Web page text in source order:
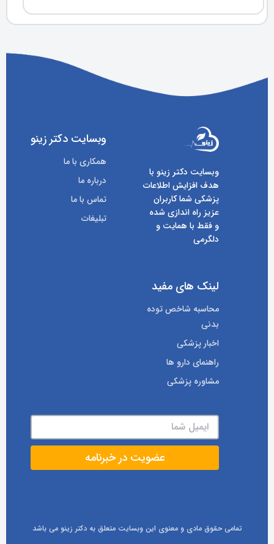
وبسایت دکتر زینو با
هدف افزایش اطلاعات
پزشکی شما کاربران
عزیز راه اندازی شده
و فقط با همایت و
دلگرمی
وبسایت دکتر زینو
همکاری با ما
درباره ما
تماس با ما
تبلیغات
لینک های مفید
محاسبه شاخص توده
بدنی
اخبار پزشکی
راهنمای دارو ها
مشاوره پزشکی
تمامی حقوق مادی و معنوی این وبسایت متعلق به دکتر زینو می باشد